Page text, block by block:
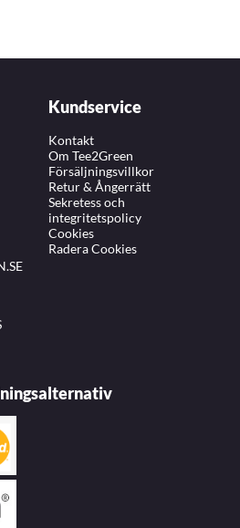
Kundservice
Kontakt
Om Tee2Green
Försäljningsvillkor
Retur & Ångerrätt
Sekretess och
integritetspolicy
Cookies
Radera Cookies